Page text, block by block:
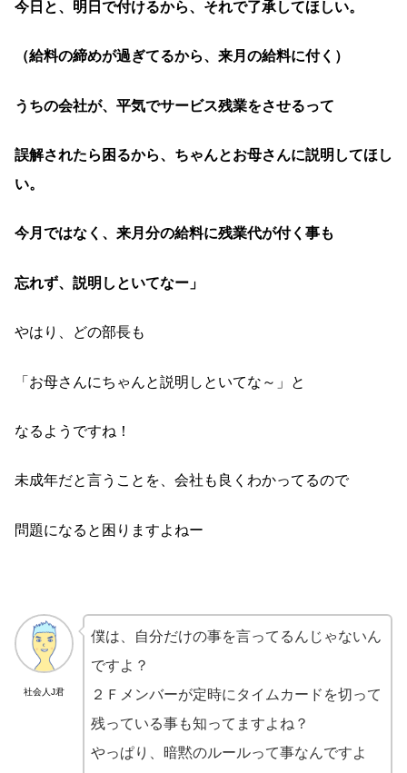
今日と、明日で付けるから、それで了承してほしい。
（給料の締めが過ぎてるから、来月の給料に付く）
うちの会社が、平気でサービス残業をさせるって
誤解されたら困るから、ちゃんとお母さんに説明してほし
い。
今月ではなく、来月分の給料に残業代が付く事も
忘れず、説明しといてなー」
やはり、どの部長も
「お母さんにちゃんと説明しといてな～」と
なるようですね！
未成年だと言うことを、会社も良くわかってるので
問題になると困りますよねー
社会人J君
僕は、自分だけの事を言ってるんじゃないん
ですよ？
２Ｆメンバーが定時にタイムカードを切って
残っている事も知ってますよね？
やっぱり、暗黙のルールって事なんですよ